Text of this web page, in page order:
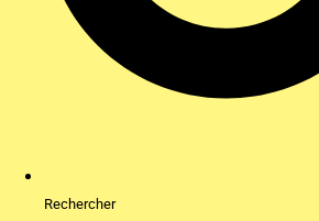
Rechercher